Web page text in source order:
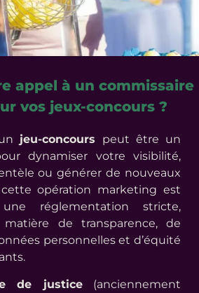
appel à un commissaire
vos jeux-concours ?
jeu-concours peut être un
dynamiser votre visibilité,
ou générer de nouveaux
cette opération marketing est
réglementation stricte,
de transparence, de
personnelles et d’équité
de justice(anciennement